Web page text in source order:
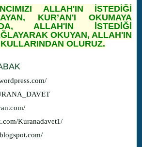
ALLAH'IN İSTEDİĞİ
KUR’AN'I OKUMAYA
ALLAH'IN İSTEDİĞİ
OKUYAN, ALLAH'IN
OLURUZ.
Kuranadavet1/